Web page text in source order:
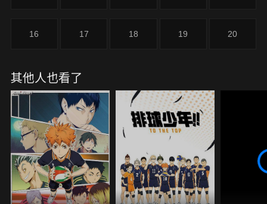
16 17 18 19 20
其他人也看了